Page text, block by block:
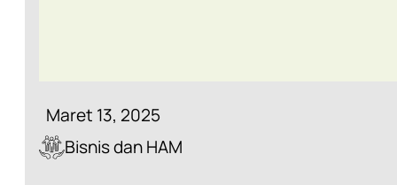
Maret 13, 2025
Bisnis dan HAM